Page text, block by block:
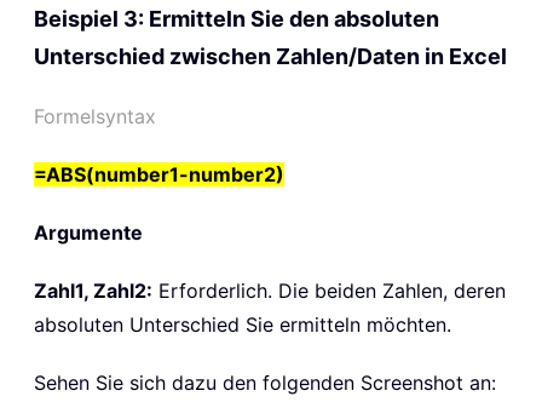
Beispiel 3: Ermitteln Sie den absoluten
Unterschied zwischen Zahlen/Daten in Excel
Formelsyntax
=ABS(number1-number2)
Argumente
Zahl1, Zahl2: Erforderlich. Die beiden Zahlen, deren
absoluten Unterschied Sie ermitteln möchten.
Sehen Sie sich dazu den folgenden Screenshot an: